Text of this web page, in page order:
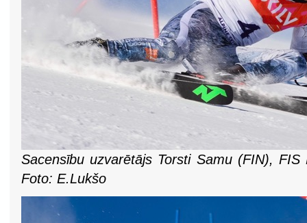
Sacensību uzvarētājs Torsti Samu (FIN), FIS
Foto: E.Lukšo